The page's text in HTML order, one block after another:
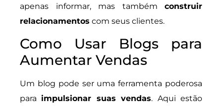
apenas informar, mas também construir
relacionamentos com seus clientes.
Como Usar Blogs para
Aumentar Vendas
Um blog pode ser uma ferramenta poderosa
paraimpulsionar suas vendas. Aqui estão